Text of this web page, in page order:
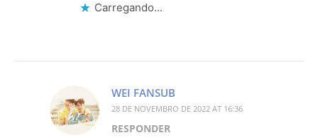
Carregando...
WEI FANSUB
28 DE NOVEMBRO DE 2022 AT 16:36
RESPONDER